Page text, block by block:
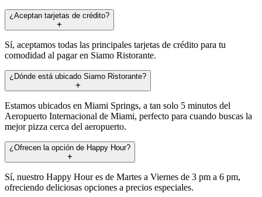
¿Aceptan tarjetas de crédito?
Sí, aceptamos todas las principales tarjetas de crédito para tu
comodidad al pagar en Siamo Ristorante.
¿Dónde está ubicado Siamo Ristorante?
Estamos ubicados en Miami Springs, a tan solo 5 minutos del
Aeropuerto Internacional de Miami, perfecto para cuando buscas la
mejor pizza cerca del aeropuerto.
¿Ofrecen la opción de Happy Hour?
Sí, nuestro Happy Hour es de Martes a Viernes de 3 pm a 6 pm,
ofreciendo deliciosas opciones a precios especiales.